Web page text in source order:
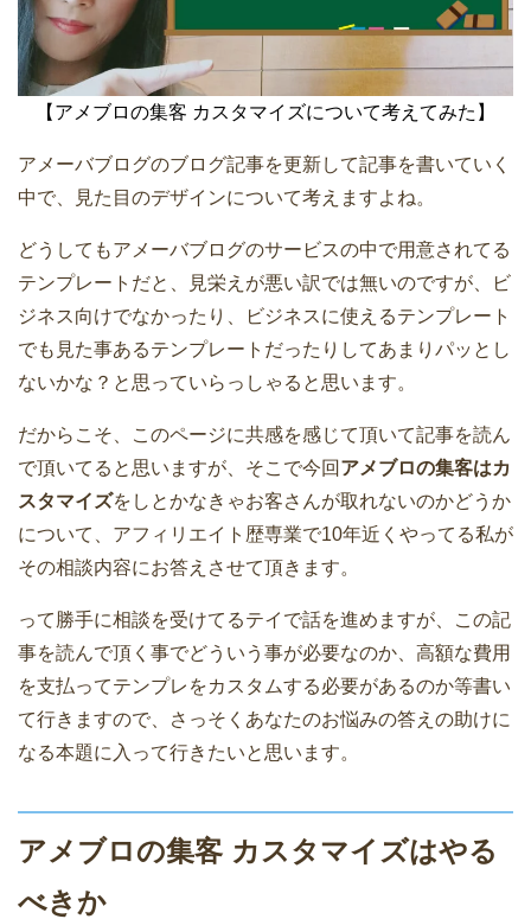
【アメブロの集客 カスタマイズについて考えてみた】
アメーバブログのブログ記事を更新して記事を書いていく
中で、見た目のデザインについて考えますよね。
どうしてもアメーバブログのサービスの中で用意されてる
テンプレートだと、見栄えが悪い訳では無いのですが、ビ
ジネス向けでなかったり、ビジネスに使えるテンプレート
でも見た事あるテンプレートだったりしてあまりパッとし
ないかな？と思っていらっしゃると思います。
だからこそ、このページに共感を感じて頂いて記事を読ん
で頂いてると思いますが、そこで今回 アメブロの集客はカ
スタマイズをしとかなきゃお客さんが取れないのかどうか
について、アフィリエイト歴専業で10年近くやってる私が
その相談内容にお答えさせて頂きます。
って勝手に相談を受けてるテイで話を進めますが、この記
事を読んで頂く事でどういう事が必要なのか、高額な費用
を支払ってテンプレをカスタムする必要があるのか等書い
て行きますので、さっそくあなたのお悩みの答えの助けに
なる本題に入って行きたいと思います。
アメブロの集客 カスタマイズはやる
べきか